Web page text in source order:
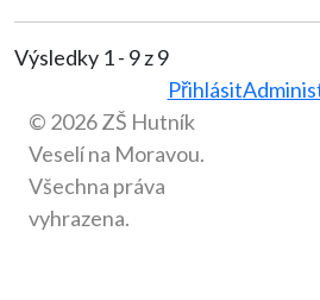
Výsledky 1 - 9 z 9
Přihlásit
© 2026 ZŠ Hutník
Veselí na Moravou.
Všechna práva
vyhrazena.